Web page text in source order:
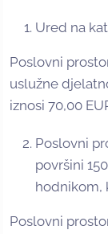
Ured na
Poslovni
uslužne
iznosi 70,00
Poslovni
površini
hodnikom,
Poslovni